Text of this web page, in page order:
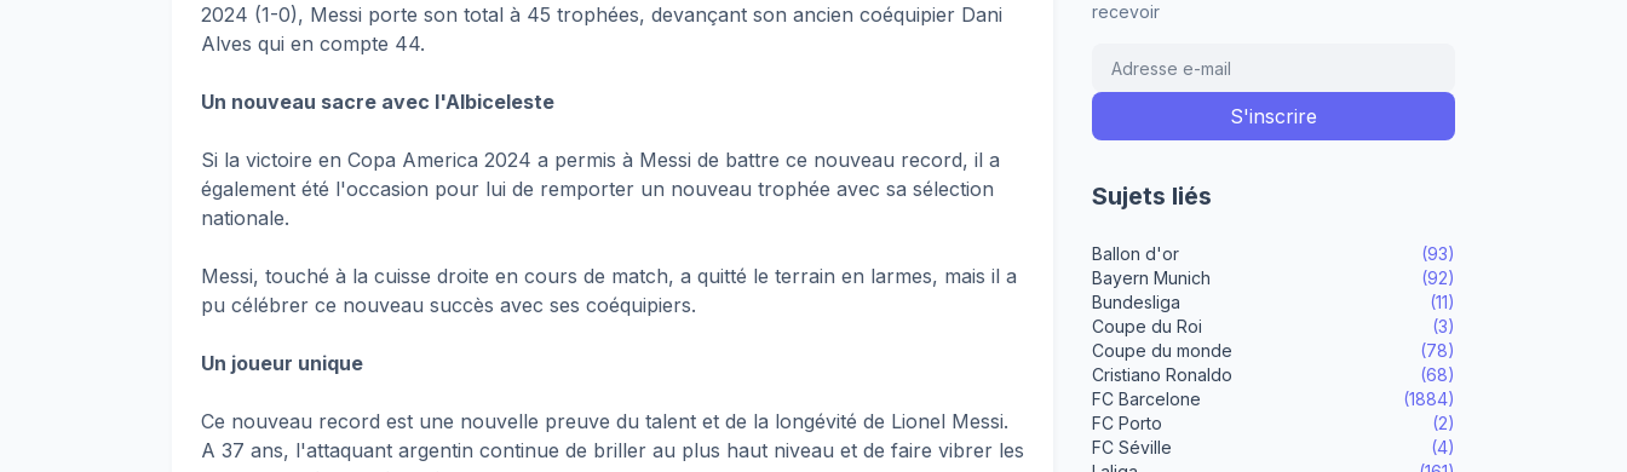
2024 (1-0), Messi porte son total à 45 trophées, devançant son ancien coéquipier Dani
Alves qui en compte 44.
Un nouveau sacre avec l'Albiceleste
Si la victoire en Copa America 2024 a permis à Messi de battre ce nouveau record, il a
également été l'occasion pour lui de remporter un nouveau trophée avec sa sélection
nationale.
Messi, touché à la cuisse droite en cours de match, a quitté le terrain en larmes, mais il a
pu célébrer ce nouveau succès avec ses coéquipiers.
Un joueur unique
Ce nouveau record est une nouvelle preuve du talent et de la longévité de Lionel Messi.
A 37 ans, l'attaquant argentin continue de briller au plus haut niveau et de faire vibrer les
recevoir
Sujets liés
Ballon d'or
(93)
Bayern Munich
(92)
Bundesliga
(11)
Coupe du Roi
(3)
Coupe du monde
(78)
Cristiano Ronaldo
(68)
FC Barcelone
(1884)
FC Porto
(2)
FC Séville
(4)